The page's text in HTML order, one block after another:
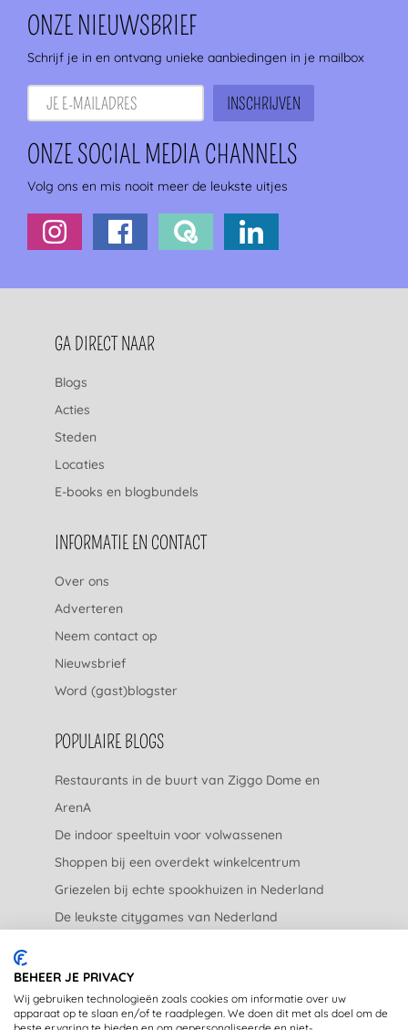
ONZE NIEUWSBRIEF
Schrijf je in en ontvang unieke aanbiedingen in je mailbox
ONZE SOCIAL MEDIA CHANNELS
Volg ons en mis nooit meer de leukste uitjes
FOOTERNAVIGATIE
GA DIRECT NAAR
Blogs
Acties
Steden
Locaties
E-books en blogbundels
INFORMATIE EN CONTACT
Over ons
Adverteren
Neem contact op
Nieuwsbrief
Word (gast)blogster
POPULAIRE BLOGS
Restaurants in de buurt van Ziggo Dome en
ArenA
De indoor speeltuin voor volwassenen
Shoppen bij een overdekt winkelcentrum
Griezelen bij echte spookhuizen in Nederland
De leukste citygames van Nederland
JURIDISCH
BEHEER JE PRIVACY
Wij gebruiken technologieën zoals cookies om informatie over uw
apparaat op te slaan en/of te raadplegen. We doen dit met als doel om de